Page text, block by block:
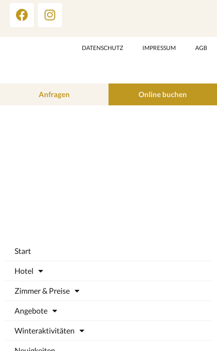
F
a
I
n
a
DATENSCHUTZ IMPRESSUM AGB
Anfragen Online buchen
Start
Hotel
Zimmer & Preise
Angebote
Winteraktivitäten